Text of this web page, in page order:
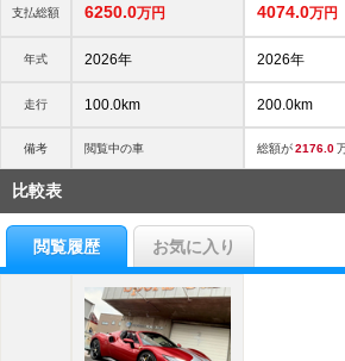
支払総額
年式
走行
備考
6250.0万円
2026年
100.0km
閲覧中の車
4074.0万円
2026年
200.0km
総額が2176.0
比較表
閲覧履歴 お気に入り